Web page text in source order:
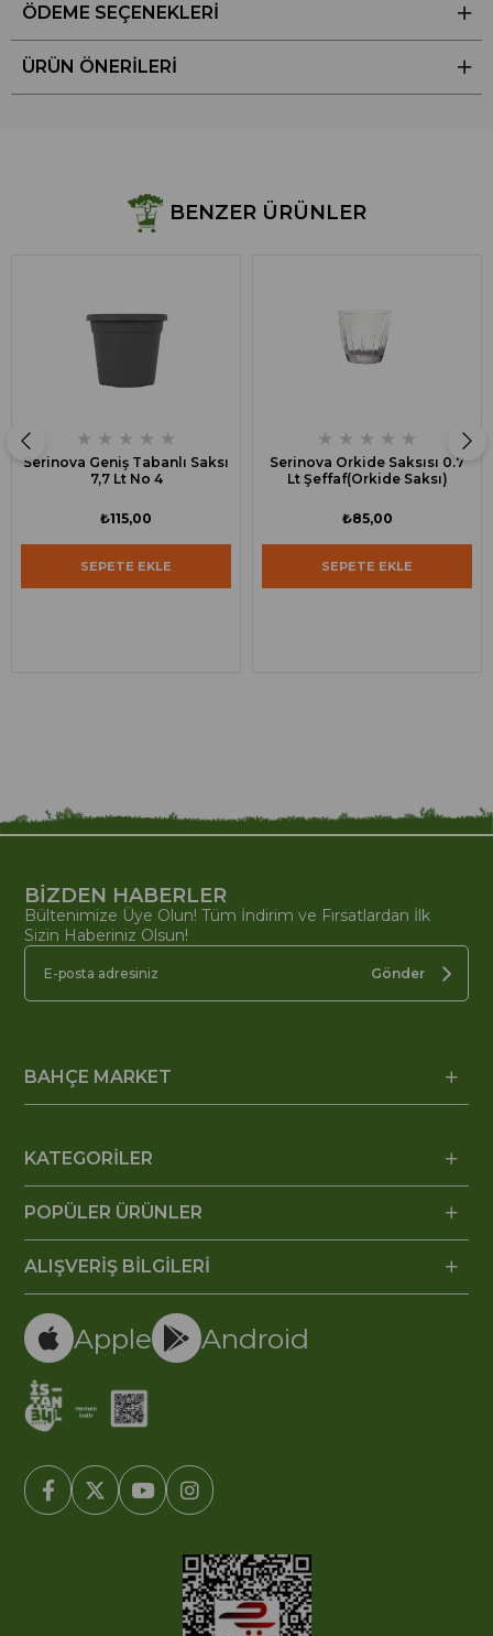
ÖDEME SEÇENEKLERI
ÜRÜN ÖNERILERI
BENZER ÜRÜNLER
★ ★ ★ ★ ★
Serinova Geniş Tabanlı Saksı
7,7 Lt No 4
₺115,00
SEPETE EKLE
★ ★ ★ ★ ★
Serinova Orkide Saksısı 0.7
Lt Şeffaf(Orkide Saksı)
₺85,00
SEPETE EKLE
BİZDEN HABERLER
Bültenimize Üye Olun! Tüm İndirim ve Fırsatlardan İlk
Sizin Haberiniz Olsun!
Gönder
BAHÇE MARKET
KATEGORİLER
POPÜLER ÜRÜNLER
ALIŞVERİŞ BİLGİLERİ
Apple Android